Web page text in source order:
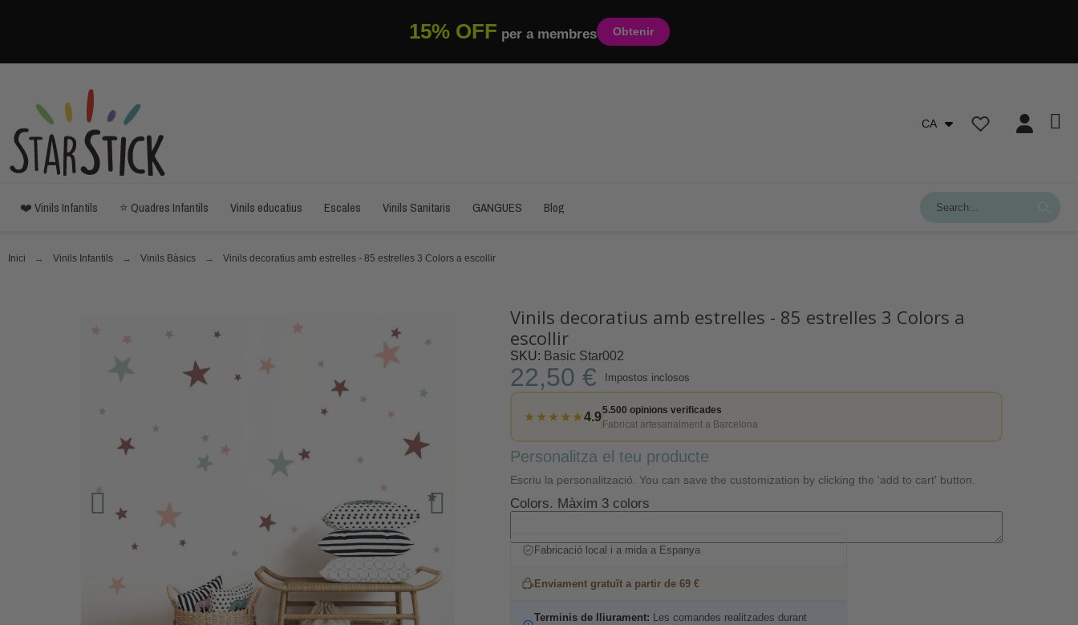
15% OFF per a membres Obtenir
CA
❤️ Vinils Infantils ⭐ Quadres Infantils Vinils educatius Escales Vinils Sanitaris GANGUES Blog
Inici Vinils Infantils Vinils Bàsics Vinils decoratius amb estrelles - 85 estrelles 3 Colors a escollir
Vinils decoratius amb estrelles - 85 estrelles 3 Colors a
escollir
SKU Basic Star002
22,50 € Impostos inclosos
★★★★★4.9
5.500 opinions verificades
Fabricat artesanalment a Barcelona
Personalitza el teu producte
Escriu la personalització. You can save the customization by clicking the 'add to cart' button.
Colors. Màxim 3 colors
Fabricació local i a mida a Espanya
Enviament gratuït a partir de 69 €
Terminis de lliurament: Les comandes realitzades durant